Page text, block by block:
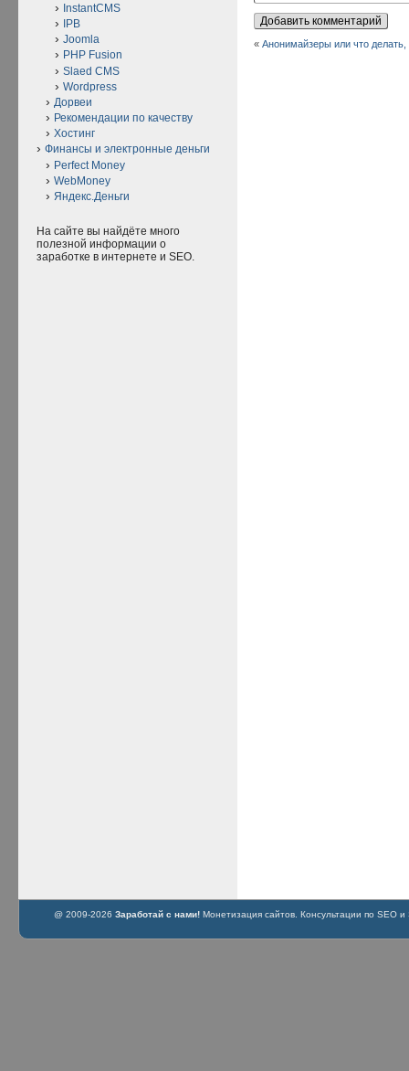
«Анонимайзеры или что делать,
InstantCMS
IPB
Joomla
PHP Fusion
Slaed CMS
Wordpress
Дорвеи
Рекомендации по качеству
Хостинг
Финансы и электронные деньги
Perfect Money
WebMoney
Яндекс.Деньги
На сайте вы найдёте много
полезной информации о
заработке в интернете и SEO.
@ 2009-2026 Заработай с нами! Монетизация сайтов. Консультации по SEO